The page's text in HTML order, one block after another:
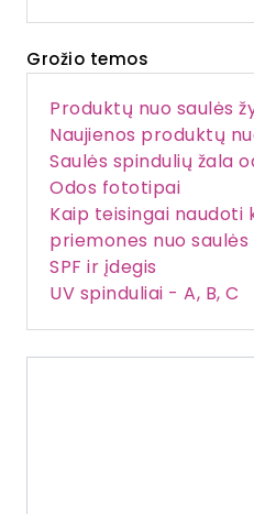
Grožio temos
Produktų nuo saulės
Naujienos produktų
Saulės spindulių žala
Odos fototipai
Kaip teisingai naudoti
priemones nuo saulės
SPF ir įdegis
UV spinduliai - A, B, C